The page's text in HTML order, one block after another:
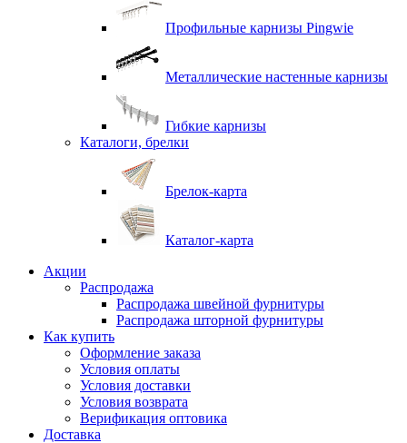
Профильные карнизы Pingwie
Металлические настенные карнизы
Гибкие карнизы
Каталоги, брелки
Брелок-карта
Каталог-карта
Акции
Распродажа
Распродажа швейной фурнитуры
Распродажа шторной фурнитуры
Как купить
Оформление заказа
Условия оплаты
Условия доставки
Условия возврата
Верификация оптовика
Доставка